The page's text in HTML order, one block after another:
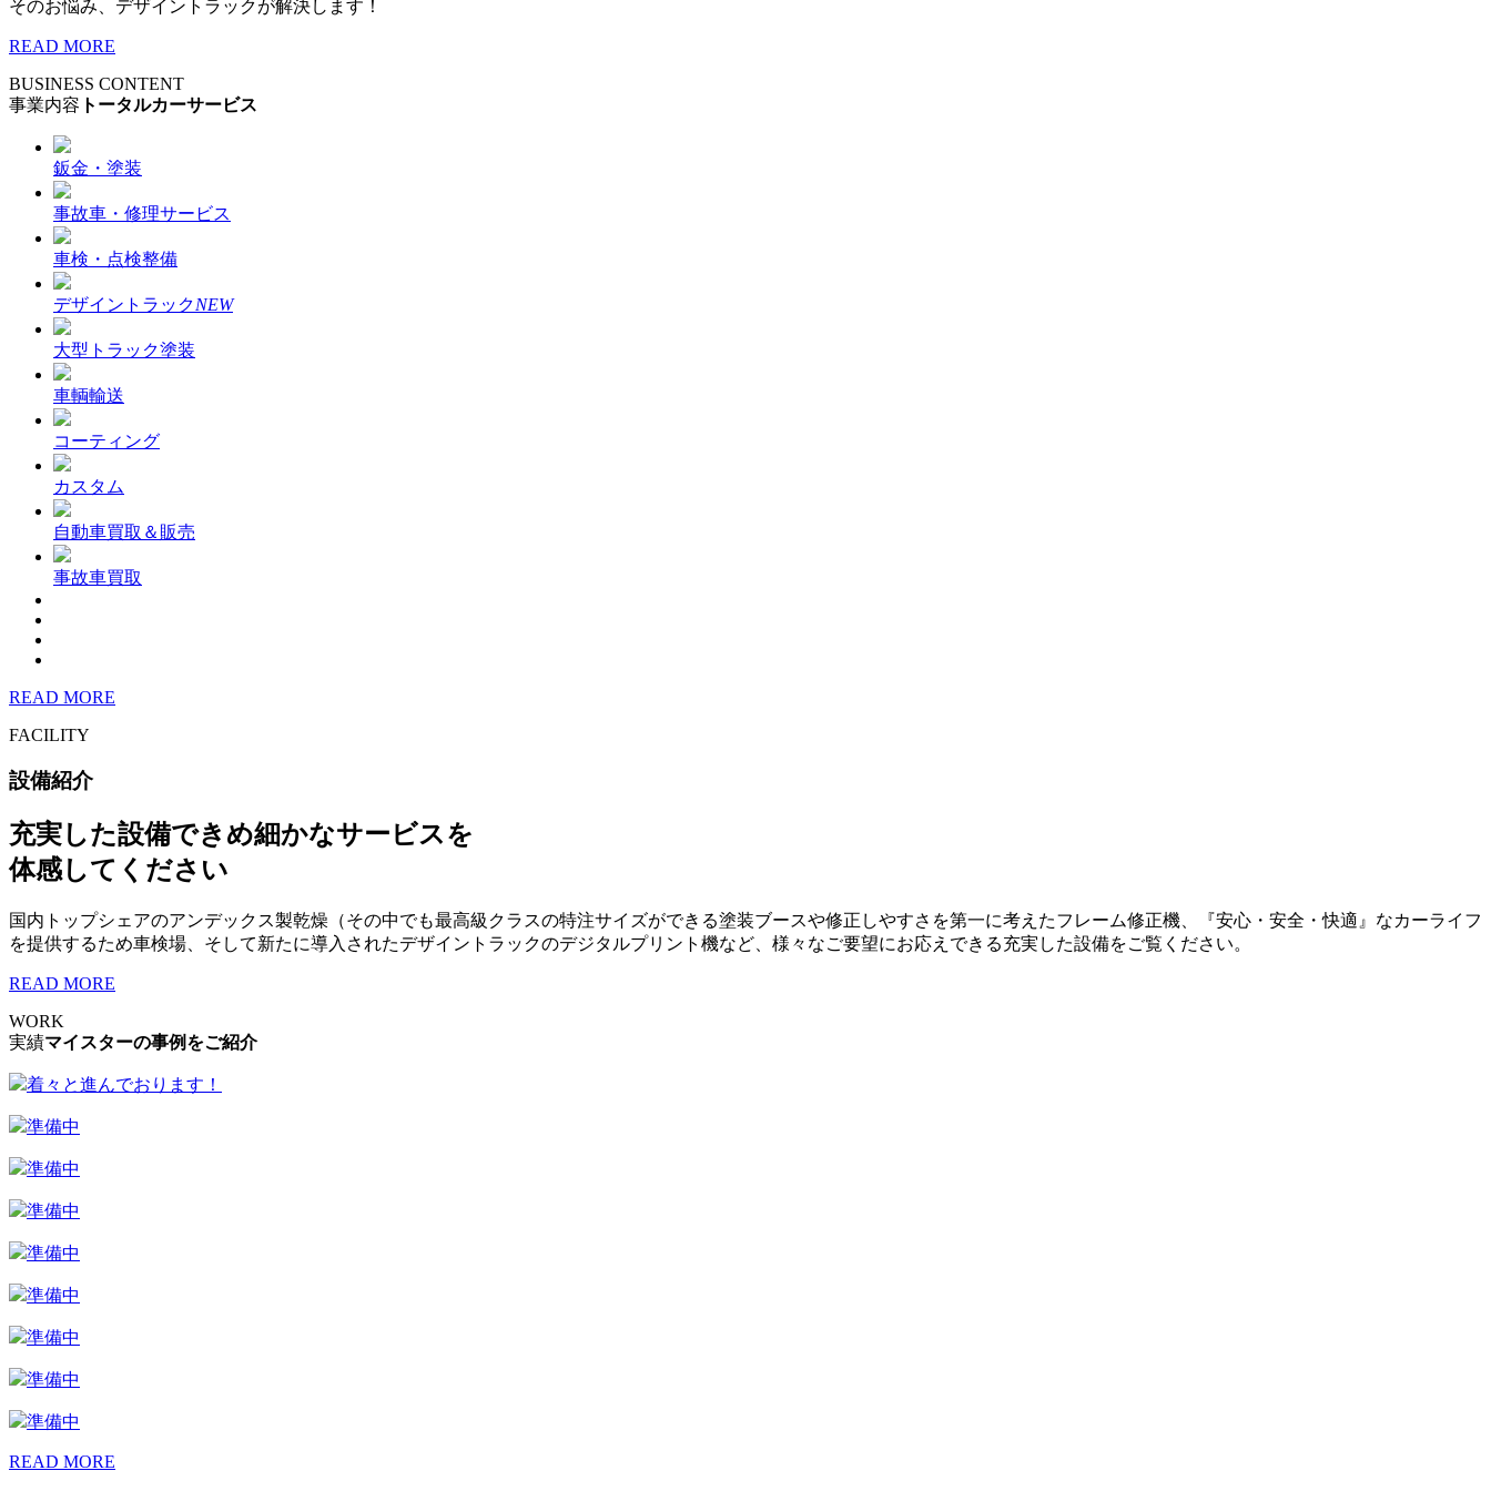
そのお悩み、デザイントラックが解決します！
READ MORE
BUSINESS CONTENT
事業内容 トータルカーサービス
鈑金・塗装
事故車・修理サービス
車検・点検整備
デザイントラックNEW
大型トラック塗装
車輌輸送
コーティング
カスタム
自動車買取＆販売
事故車買取
READ MORE
FACILITY
設備紹介
充実した設備できめ細かなサービスを
体感してください
国内トップシェアのアンデックス製乾燥（その中でも最高級クラスの特注サイズができる塗装ブースや修正しやすさを第一に考えたフレーム修正機、『安心・安全・快適』なカーライフ
を提供するため車検場、そして新たに導入されたデザイントラックのデジタルプリント機など、様々なご要望にお応えできる充実した設備をご覧ください。
READ MORE
WORK
実績マイスターの事例をご紹介
着々と進んでおります！
準備中
準備中
準備中
準備中
準備中
準備中
準備中
準備中
READ MORE